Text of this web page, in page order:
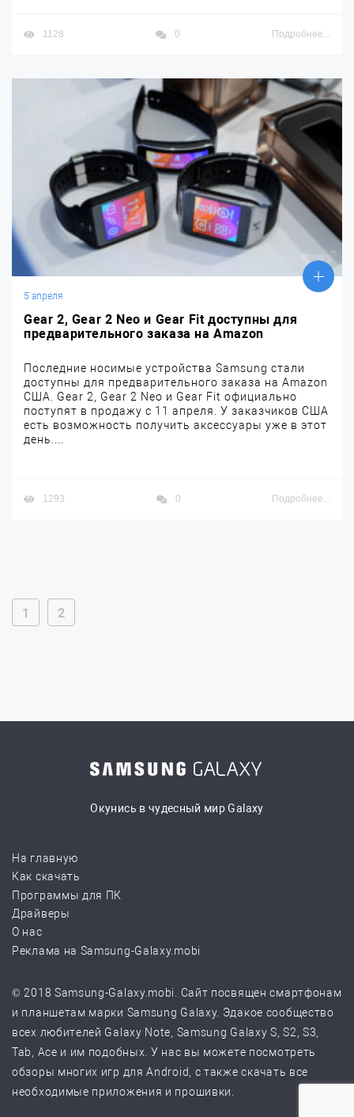
1128 0 Подробнее...
5 апреля
Gear 2, Gear 2 Neo и Gear Fit доступны для
предварительного заказа на Amazon
Последние носимые устройства Samsung стали
доступны для предварительного заказа на Amazon
США. Gear 2, Gear 2 Neo и Gear Fit официально
поступят в продажу с 11 апреля. У заказчиков США
есть возможность получить аксессуары уже в этот
день....
1293 0 Подробнее...
1 2
Окунись в чудесный мир Galaxy
На главную
Как скачать
Программы для ПК
Драйверы
О нас
Реклама на Samsung-Galaxy.mobi
© 2018 Samsung-Galaxy.mobi. Сайт посвящен смартфонам
и планшетам марки Samsung Galaxy. Эдакое сообщество
всех любителей Galaxy Note, Samsung Galaxy S, S2, S3,
Tab, Ace и им подобных. У нас вы можете посмотреть
обзоры многих игр для Android, с также скачать все
необходимые приложения и прошивки.